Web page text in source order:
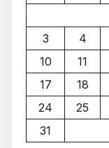
3
4
10
11
17
18
24
25
31